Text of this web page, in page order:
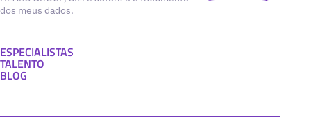
dos meus dados.
ESPECIALISTAS
TALENTO
BLOG